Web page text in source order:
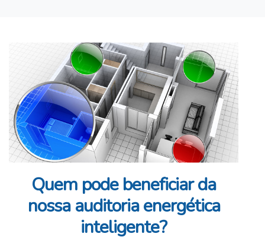
Quem pode beneficiar da
nossa auditoria energética
inteligente?